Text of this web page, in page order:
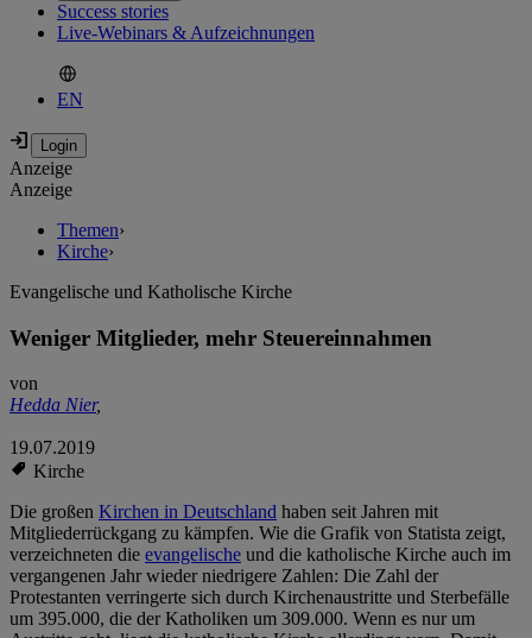
Success stories
Live-Webinars & Aufzeichnungen
EN
Anzeige
Anzeige
Themen›
Kirche›
Evangelische und Katholische Kirche
Weniger Mitglieder, mehr Steuereinnahmen
von
Hedda Nier,
19.07.2019
Kirche
Die großen Kirchen in Deutschland haben seit Jahren mit
Mitgliederrückgang zu kämpfen. Wie die Grafik von Statista zeigt,
verzeichneten die evangelische und die katholische Kirche auch im
vergangenen Jahr wieder niedrigere Zahlen: Die Zahl der
Protestanten verringerte sich durch Kirchenaustritte und Sterbefälle
um 395.000, die der Katholiken um 309.000. Wenn es nur um